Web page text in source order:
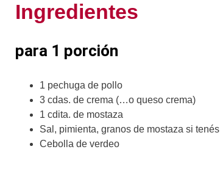
Ingredientes
para 1 porción
1 pechuga de pollo
3 cdas. de crema (…o queso crema)
1 cdita. de mostaza
Sal, pimienta, granos de mostaza si tenés
Cebolla de verdeo